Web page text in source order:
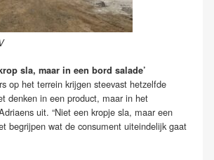
sla, maar in een bord salade’
op het terrein krijgen steevast hetzelfde
denken in een product, maar in het
uit. “Niet een kropje sla, maar een
begrijpen wat de consument uiteindelijk gaat